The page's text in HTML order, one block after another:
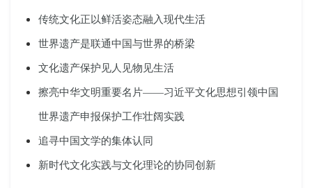
传统文化正以鲜活姿态融入现代生活
世界遗产是联通中国与世界的桥梁
文化遗产保护见人见物见生活
擦亮中华文明重要名片——习近平文化思想引领中国
世界遗产申报保护工作壮阔实践
追寻中国文学的集体认同
新时代文化实践与文化理论的协同创新